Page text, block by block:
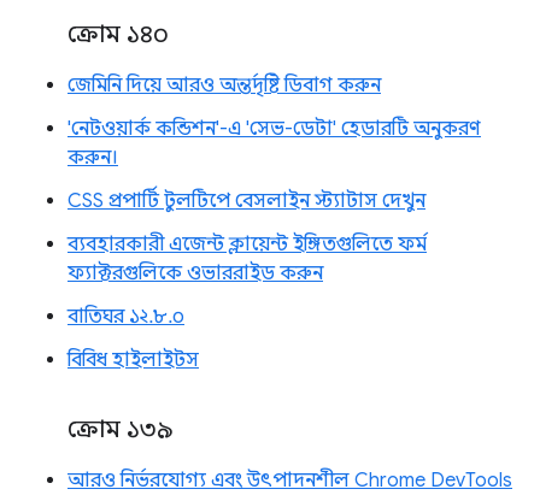
ক্রোম ১৪০
জেমিনি দিয়ে আরও অন্তর্দৃষ্টি ডিবাগ করুন
'নেটওয়ার্ক কন্ডিশন'-এ 'সেভ-ডেটা' হেডারটি অনুকরণ
করুন।
CSS প্রপার্টি টুলটিপে বেসলাইন স্ট্যাটাস দেখুন
ব্যবহারকারী এজেন্ট ক্লায়েন্ট ইঙ্গিতগুলিতে ফর্ম
ফ্যাক্টরগুলিকে ওভাররাইড করুন
বাতিঘর ১২.৮.০
বিবিধ হাইলাইটস
ক্রোম ১৩৯
আরও নির্ভরযোগ্য এবং উৎপাদনশীল Chrome DevTools